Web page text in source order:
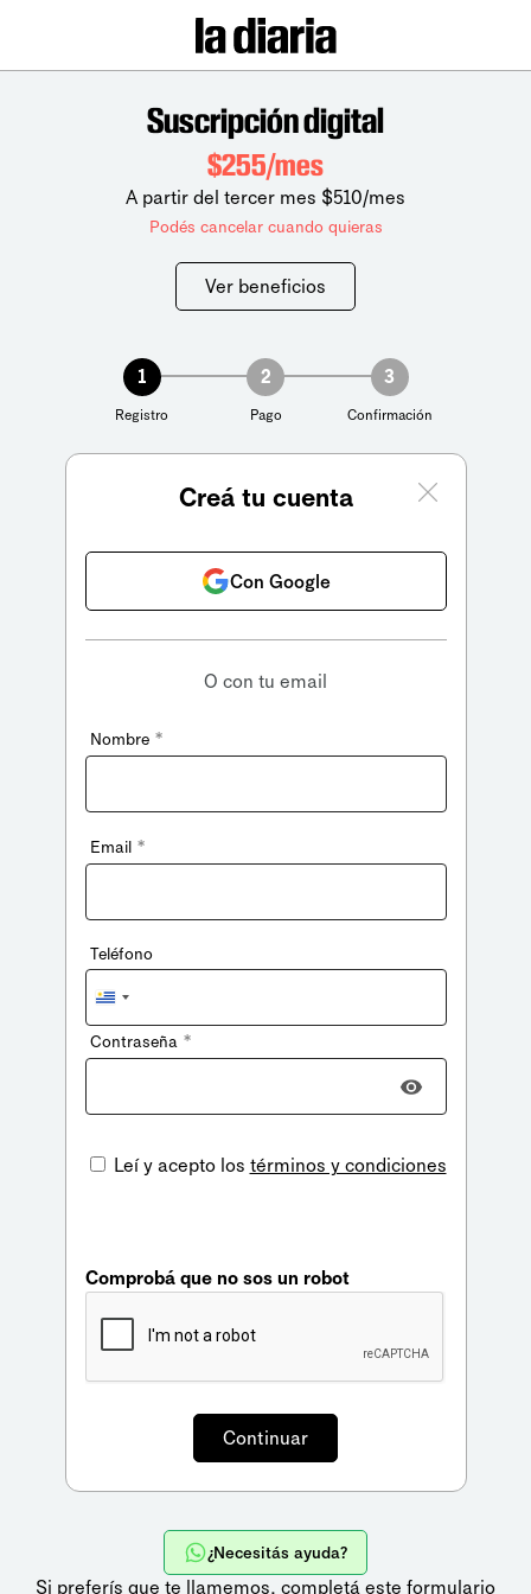
Suscripción digital
$255/mes
A partir del tercer mes $510/mes
Podés cancelar cuando quieras
Ver beneficios
1
Registro
2
Pago
3
Confirmación
Creá tu cuenta
Con Google
O con tu email
Nombre *
Email *
Teléfono
Uruguay
+598
Contraseña *
Leí y acepto los términos y condiciones
Comprobá que no sos un robot
¿Necesitás ayuda?
Si preferís que te llamemos, completá este formulario